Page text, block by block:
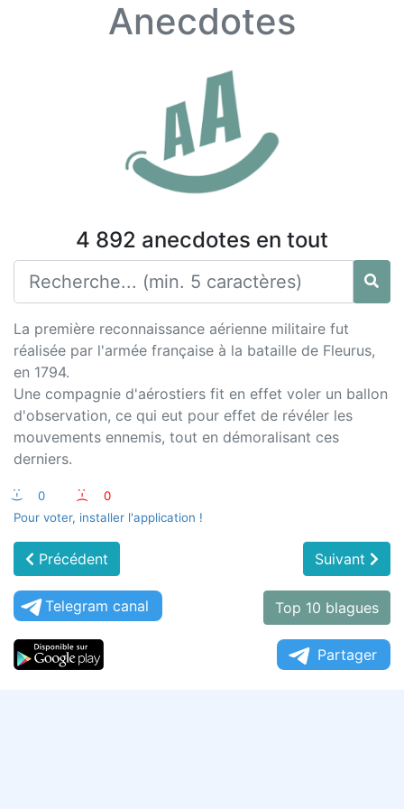
Anecdotes
4 892 anecdotes en tout
La première reconnaissance aérienne militaire fut
réalisée par l'armée française à la bataille de Fleurus,
en 1794.
Une compagnie d'aérostiers fit en effet voler un ballon
d'observation, ce qui eut pour effet de révéler les
mouvements ennemis, tout en démoralisant ces
derniers.
:-) 0 :-(
0
Pour voter, installer l'application !
Précédent Suivant
Telegram canal Top 10 blagues
Partager